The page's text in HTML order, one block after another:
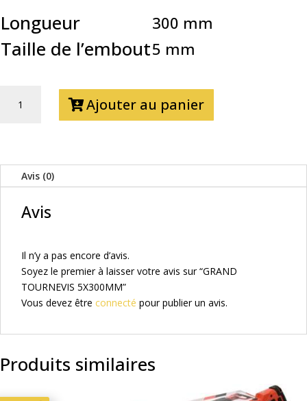
Longueur 300 mm
Taille de l’embout5 mm
Ajouter au panier
Avis (0)
Avis
Il n’y a pas encore d’avis.
Soyez le premier à laisser votre avis sur “GRAND
TOURNEVIS 5X300MM”
Vous devez être connecté pour publier un avis.
Produits similaires